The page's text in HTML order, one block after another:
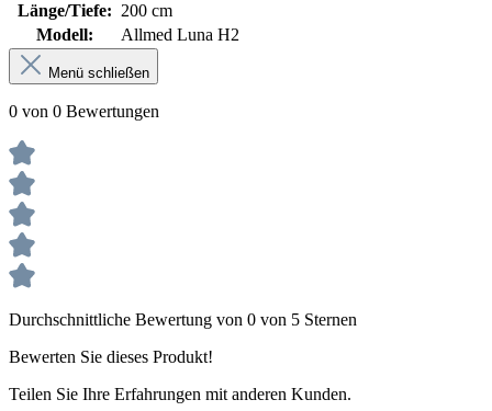
Länge/Tiefe: 200 cm
Modell:
Allmed Luna H2
Menü schließen
0 von 0 Bewertungen
Durchschnittliche Bewertung von 0 von 5 Sternen
Bewerten Sie dieses Produkt!
Teilen Sie Ihre Erfahrungen mit anderen Kunden.